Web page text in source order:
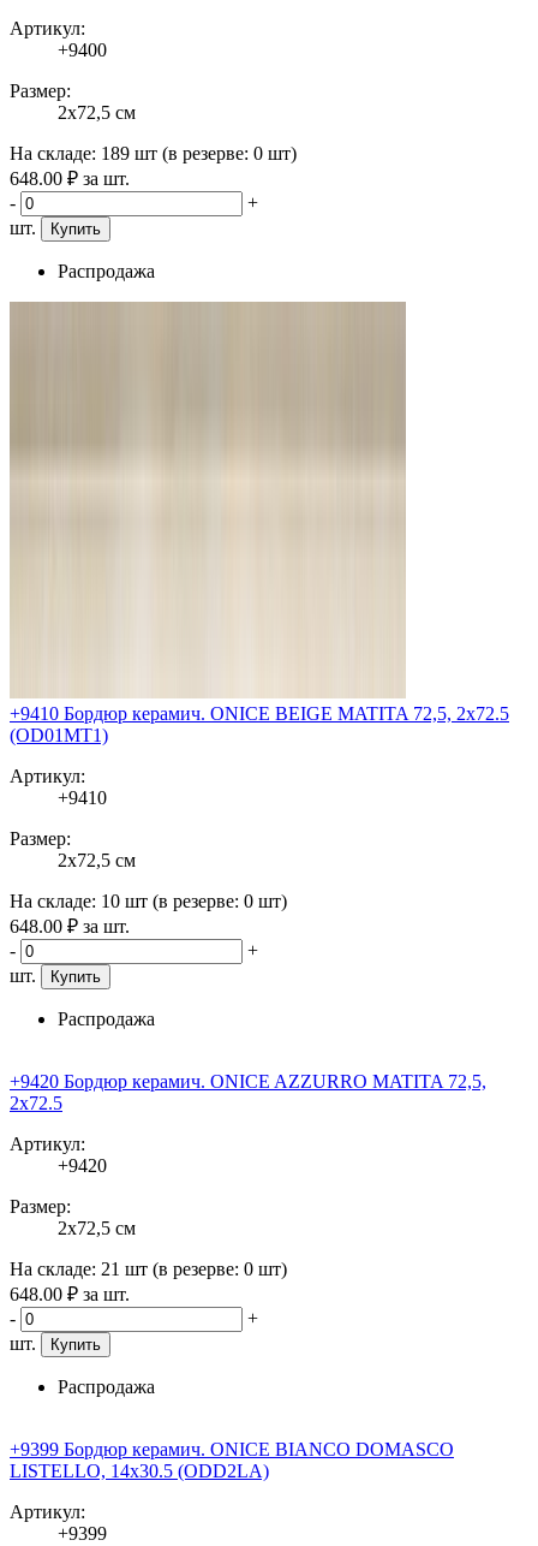
Артикул:
+9400
Размер:
2x72,5 см
На складе: 189 шт (в резерве: 0 шт)
648.00 ₽ за шт.
-
+
шт.
Купить
Распродажа
+9410 Бордюр керамич. ONICE BEIGE MATITA 72,5, 2x72.5
(OD01MT1)
Артикул:
+9410
Размер:
2x72,5 см
На складе: 10 шт (в резерве: 0 шт)
648.00 ₽ за шт.
-
+
шт.
Купить
Распродажа
+9420 Бордюр керамич. ONICE AZZURRO MATITA 72,5,
2x72.5
Артикул:
+9420
Размер:
2x72,5 см
На складе: 21 шт (в резерве: 0 шт)
648.00 ₽ за шт.
-
+
шт.
Купить
Распродажа
+9399 Бордюр керамич. ONICE BIANCO DOMASCO
LISTELLO, 14x30.5 (ODD2LA)
Артикул:
+9399